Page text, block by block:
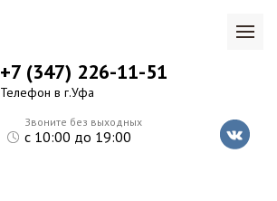
Звоните без выходных
с 10:00 до 19:00
+7 (347) 226-11-51
Телефон в г.Уфа